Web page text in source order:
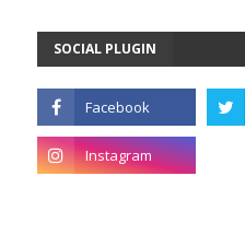
SOCIAL PLUGIN